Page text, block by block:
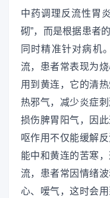
中药调理反流性胃
砌”，而是根据患者
同时精准针对病机
流，患者常表现为
用到黄连，它的清
热邪气，减少炎症
损伤脾胃阳气，因
呕作用不仅能缓解
能中和黄连的苦寒
流，患者常因情绪
心、嗳气，这时会